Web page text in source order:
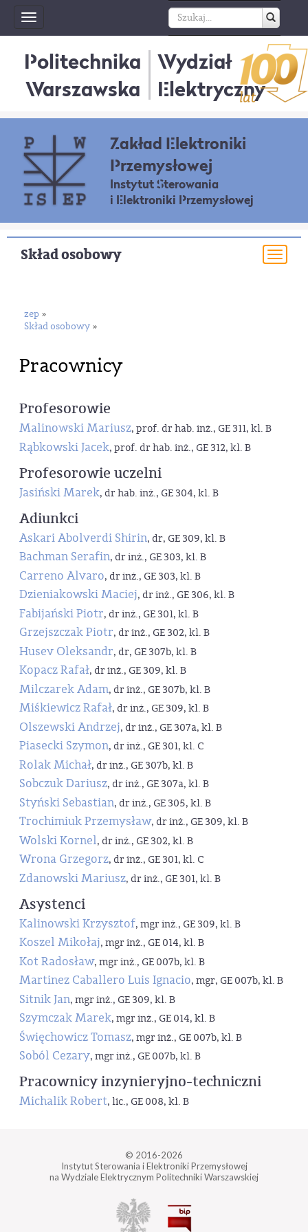
Toggle
navigation
Politechnika
Warszawska
Wydział
Elektryczny
Zakład Elektroniki
Przemysłowej
Instytut Sterowania
i Elektroniki Przemysłowej
Skład osobowy
zep »
Skład osobowy »
Pracownicy
Profesorowie
Malinowski Mariusz, prof. dr hab. inż., GE 311, kl. B
Rąbkowski Jacek, prof. dr hab. inż., GE 312, kl. B
Profesorowie uczelni
Jasiński Marek, dr hab. inż., GE 304, kl. B
Adiunkci
Askari Abolverdi Shirin, dr, GE 309, kl. B
Bachman Serafin, dr inż., GE 303, kl. B
Carreno Alvaro, dr inż., GE 303, kl. B
Dzieniakowski Maciej, dr inż., GE 306, kl. B
Fabijański Piotr, dr inż., GE 301, kl. B
Grzejszczak Piotr, dr inż., GE 302, kl. B
Husev Oleksandr, dr, GE 307b, kl. B
Kopacz Rafał, dr inż., GE 309, kl. B
Milczarek Adam, dr inż., GE 307b, kl. B
Miśkiewicz Rafał, dr inż., GE 309, kl. B
Olszewski Andrzej, dr inż., GE 307a, kl. B
Piasecki Szymon, dr inż., GE 301, kl. C
Rolak Michał, dr inż., GE 307b, kl. B
Sobczuk Dariusz, dr inż., GE 307a, kl. B
Styński Sebastian, dr inż., GE 305, kl. B
Trochimiuk Przemysław, dr inż., GE 309, kl. B
Wolski Kornel, dr inż., GE 302, kl. B
Wrona Grzegorz, dr inż., GE 301, kl. C
Zdanowski Mariusz, dr inż., GE 301, kl. B
Asystenci
Kalinowski Krzysztof, mgr inż., GE 309, kl. B
Koszel Mikołaj, mgr inż., GE 014, kl. B
Kot Radosław, mgr inż., GE 007b, kl. B
Martinez Caballero Luis Ignacio, mgr, GE 007b, kl. B
Sitnik Jan, mgr inż., GE 309, kl. B
Szymczak Marek, mgr inż., GE 014, kl. B
Święchowicz Tomasz, mgr inż., GE 007b, kl. B
Soból Cezary, mgr inż., GE 007b, kl. B
Pracownicy inzynieryjno-techniczni
Michalik Robert, lic., GE 008, kl. B
© 2016-2026
Instytut Sterowania i Elektroniki Przemysłowej
na Wydziale Elektrycznym Politechniki Warszawskiej